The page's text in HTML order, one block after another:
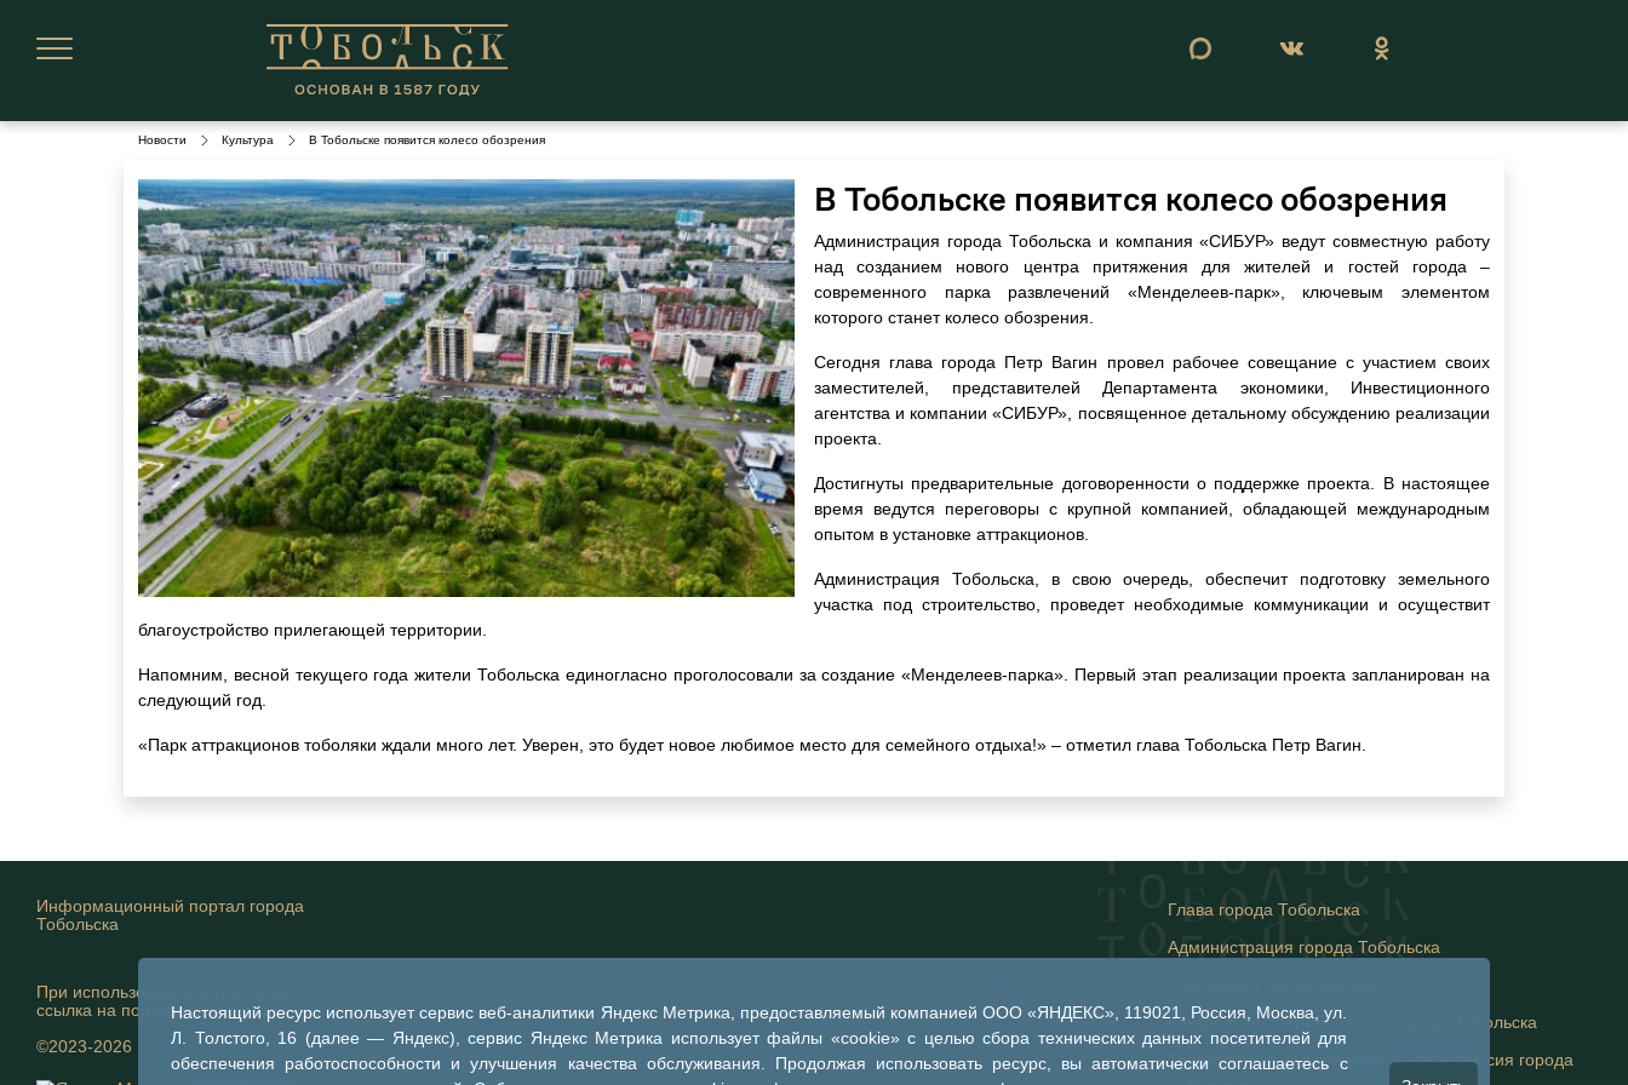
Настоящий ресурс использует сервис веб-аналитики Яндекс Метрика, предоставляемый компанией ООО «ЯНДЕКС», 119021, Россия, Москва, ул.
Л. Толстого, 16 (далее — Яндекс), сервис Яндекс Метрика использует файлы «cookie» с целью сбора технических данных посетителей для
обеспечения работоспособности и улучшения качества обслуживания. Продолжая использовать ресурс, вы автоматически соглашаетесь с
Новости Культура В Тобольске появится колесо обозрения
В Тобольске появится колесо обозрения
Администрация города Тобольска и компания «СИБУР» ведут совместную работу
над созданием нового центра притяжения для жителей и гостей города –
современного парка развлечений «Менделеев-парк», ключевым элементом
которого станет колесо обозрения.
Сегодня глава города Петр Вагин провел рабочее совещание с участием своих
заместителей, представителей Департамента экономики, Инвестиционного
агентства и компании «СИБУР», посвященное детальному обсуждению реализации
проекта.
Достигнуты предварительные договоренности о поддержке проекта. В настоящее
время ведутся переговоры с крупной компанией, обладающей международным
опытом в установке аттракционов.
Администрация Тобольска, в свою очередь, обеспечит подготовку земельного
участка под строительство, проведет необходимые коммуникации и осуществит
благоустройство прилегающей территории.
Напомним, весной текущего года жители Тобольска единогласно проголосовали за создание «Менделеев-парка». Первый этап реализации проекта запланирован на
следующий год.
«Парк аттракционов тоболяки ждали много лет. Уверен, это будет новое любимое место для семейного отдыха!» – отметил глава Тобольска Петр Вагин.
Информационный портал города
Тобольска
При использовании материалов
ссылка на портал обязательна
©2023-2026
Глава города Тобольска
Администрация города Тобольска
Контрольно-счетная палата города Тобольска
Территориальная избирательная комиссия города